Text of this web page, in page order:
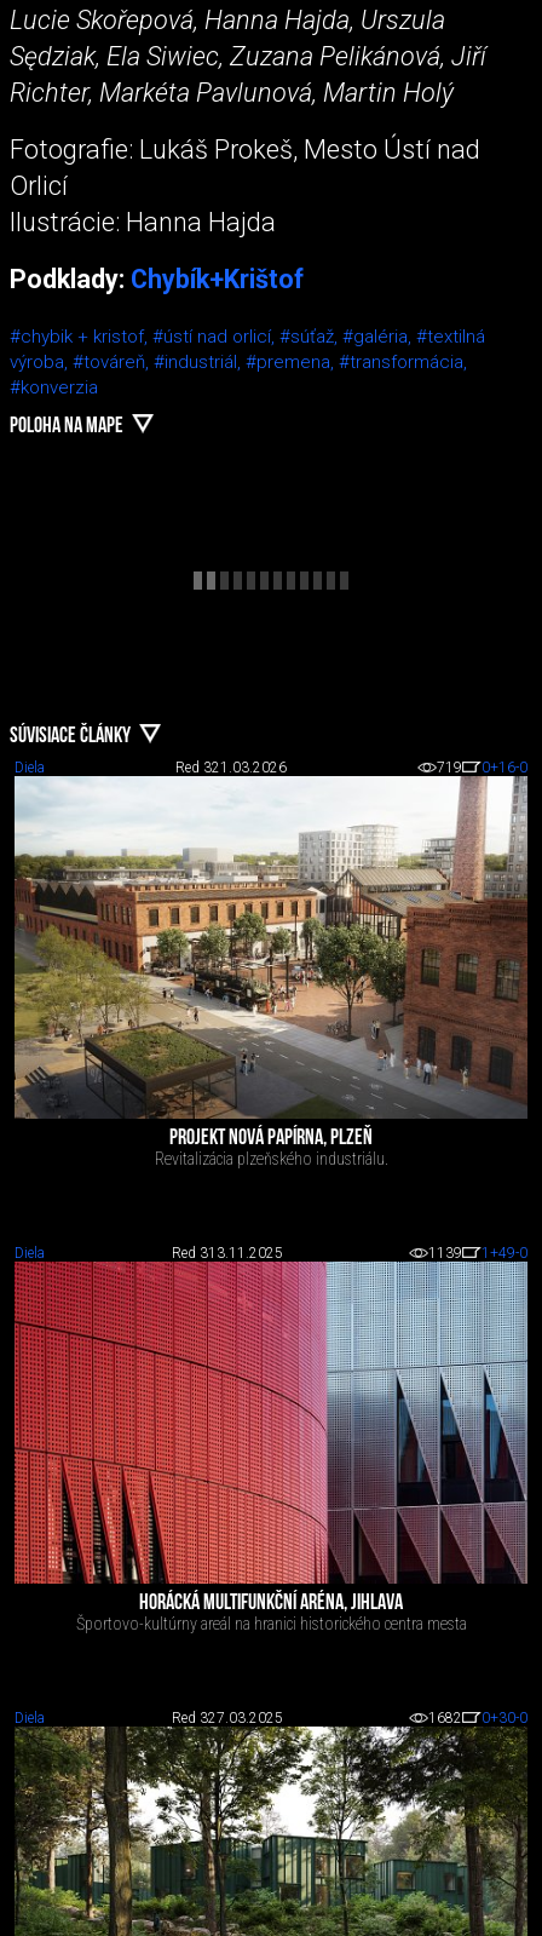
Lucie Skořepová, Hanna Hajda, Urszula
Sędziak, Ela Siwiec, Zuzana Pelikánová, Jiří
Richter, Markéta Pavlunová, Martin Holý
Fotografie: Lukáš Prokeš, Mesto Ústí nad
Orlicí
Ilustrácie: Hanna Hajda
Podklady: Chybík+Krištof
#chybik + kristof, #ústí nad orlicí, #súťaž, #galéria, #textilná
výroba, #továreň, #industriál, #premena, #transformácia,
#konverzia
POLOHA NA MAPE
SÚVISIACE ČLÁNKY
Diela Red 321.03.2026 719 0+16-0
PROJEKT NOVÁ PAPÍRNA, PLZEŇ
Revitalizácia plzeňského industriálu.
Diela Red 313.11.2025 1139 1 +49-0
HORÁCKÁ MULTIFUNKČNÍ ARÉNA, JIHLAVA
Športovo-kultúrny areál na hranici historického centra mesta
Diela Red 327.03.2025 1682 0+30-0